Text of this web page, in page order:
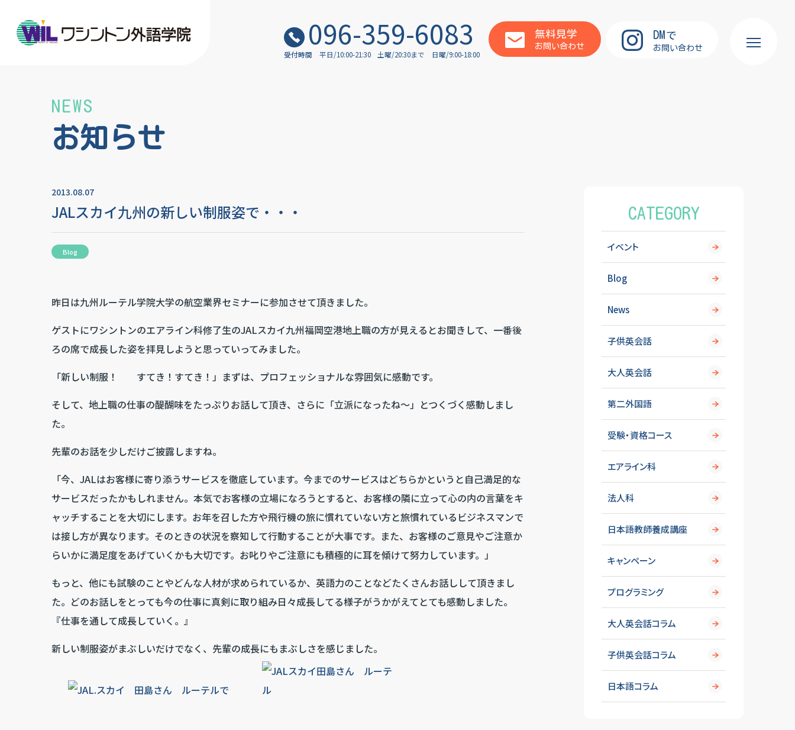
096-359-6083
受付時間 平日/10:00-21:30 土曜/20:30まで 日曜/9:00-18:00
無料見学
お問い合わせ
DMで
お問い合わせ
お知らせ
NEWS
2013.08.07
JALスカイ九州の新しい制服姿で・・・
Blog
昨日は九州ルーテル学院大学の航空業界セミナーに参加させて頂きました。
ゲストにワシントンのエアライン科修了生のJALスカイ九州福岡空港地上職の方が見えるとお聞きして、一番後
ろの席で成長した姿を拝見しようと思っていってみました。
「新しい制服！ すてき！すてき！」まずは、プロフェッショナルな雰囲気に感動です。
そして、地上職の仕事の醍醐味をたっぷりお話して頂き、さらに「立派になったね～」とつくづく感動しまし
た。
先輩のお話を少しだけご披露しますね。
「今、JALはお客様に寄り添うサービスを徹底しています。今までのサービスはどちらかというと自己満足的な
サービスだったかもしれません。本気でお客様の立場になろうとすると、お客様の隣に立って心の内の言葉をキ
ャッチすることを大切にします。お年を召した方や飛行機の旅に慣れていない方と旅慣れているビジネスマンで
は接し方が異なります。そのときの状況を察知して行動することが大事です。また、お客様のご意見やご注意か
らいかに満足度をあげていくかも大切です。お叱りやご注意にも積極的に耳を傾けて努力しています。」
もっと、他にも試験のことやどんな人材が求められているか、英語力のことなどたくさんお話しして頂きまし
た。どのお話しをとっても今の仕事に真剣に取り組み日々成長してる様子がうかがえてとても感動しました。
『仕事を通して成長していく。』
新しい制服姿がまぶしいだけでなく、先輩の成長にもまぶしさを感じました。
CATEGORY
イベント
Blog
News
子供英会話
大人英会話
第二外国語
受験・資格コース
エアライン科
法人科
日本語教師養成講座
キャンペーン
プログラミング
大人英会話コラム
子供英会話コラム
日本語コラム